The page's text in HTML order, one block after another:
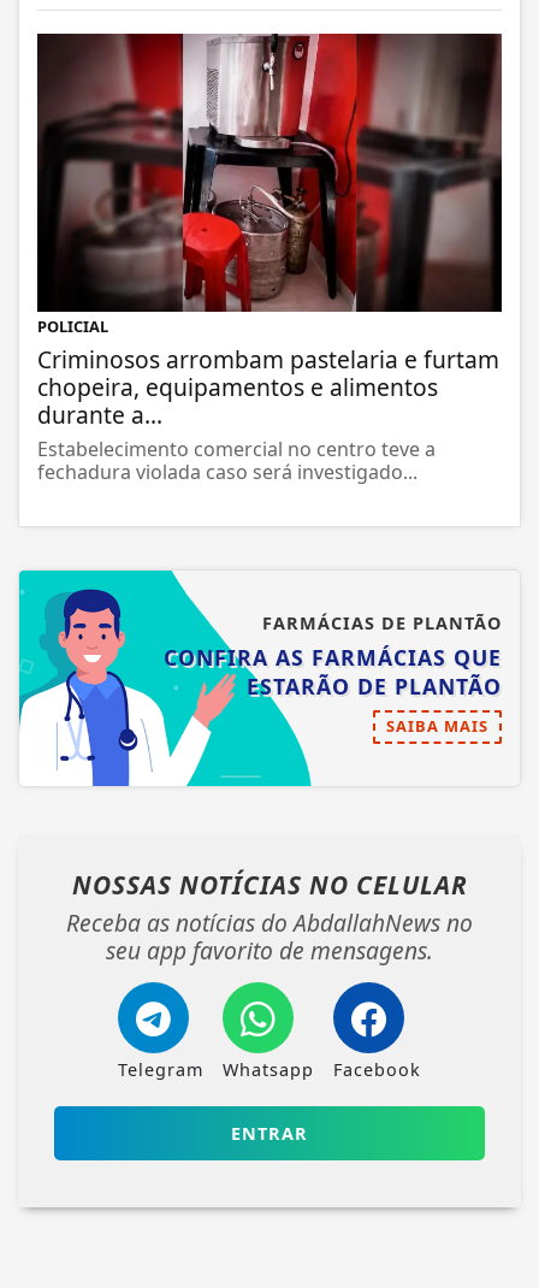
POLICIAL
Criminosos arrombam pastelaria e furtam
chopeira, equipamentos e alimentos
durante a...
Estabelecimento comercial no centro teve a
fechadura violada caso será investigado...
FARMÁCIAS DE PLANTÃO
CONFIRA AS FARMÁCIAS QUE
ESTARÃO DE PLANTÃO
SAIBA MAIS
NOSSAS NOTÍCIAS NO CELULAR
Receba as notícias do AbdallahNews no
seu app favorito de mensagens.
Telegram Whatsapp Facebook
ENTRAR